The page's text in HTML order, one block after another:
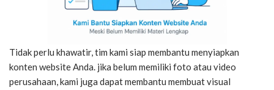
Tidak perlu khawatir, tim kami siap membantu menyiapkan
konten website Anda. jika belum memiliki foto atau video
perusahaan, kami juga dapat membantu membuat visual